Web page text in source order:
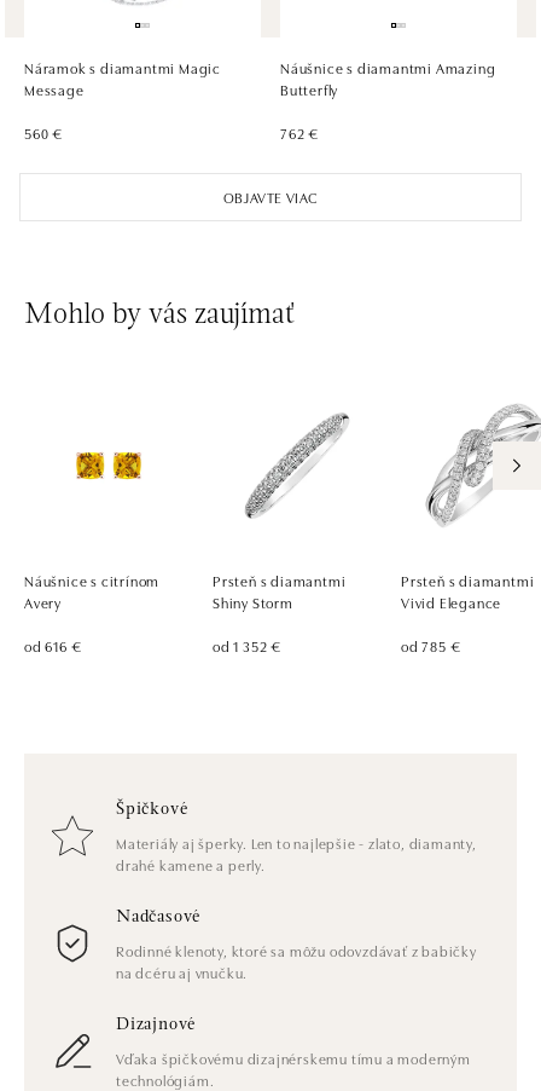
Chlumecká 765/6, 198 19 Praha 9
zajtra otvorené od 09:00
Roztylská 2321/19, 148 00 Praha 4 - Chodov
zajtra otvorené od 09:00
OBJAVTE VIAC
Náramok s diamantmi Magic
Message
560 €
Náušnice s diamantmi Amazing
Butterfly
762 €
Mohlo by vás zaujímať
Náušnice s citrínom
Avery
od 616 €
Prsteň s diamantmi
Shiny Storm
od 1 352 €
Prsteň s diamantmi
Vivid Elegance
od 785 €
Špičkové
Materiály aj šperky. Len to najlepšie - zlato, diamanty,
drahé kamene a perly.
Nadčasové
Rodinné klenoty, ktoré sa môžu odovzdávať z babičky
na dcéru aj vnučku.
Dizajnové
Vďaka špičkovému dizajnérskemu tímu a moderným
technológiám.